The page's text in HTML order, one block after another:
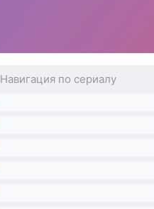
Навигация по сериалу